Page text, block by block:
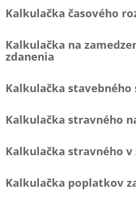
Kalkulačka časového
Kalkulačka na
zdanenia
Kalkulačka stavebného
Kalkulačka stravného
Kalkulačka stravného
Kalkulačka poplatkov